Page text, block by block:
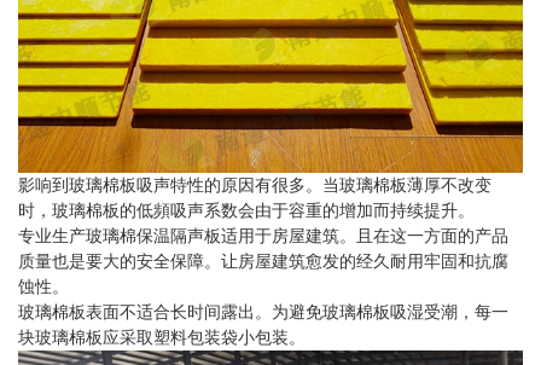
影响到玻璃棉板吸声特性的原因有很多。当玻璃棉板薄厚不改变
时，玻璃棉板的低頻吸声系数会由于容重的增加而持续提升。
专业生产玻璃棉保温隔声板适用于房屋建筑。且在这一方面的产品
质量也是要大的安全保障。让房屋建筑愈发的经久耐用牢固和抗腐
蚀性。
玻璃棉板表面不适合长时间露出。为避免玻璃棉板吸湿受潮，每一
块玻璃棉板应采取塑料包装袋小包装。